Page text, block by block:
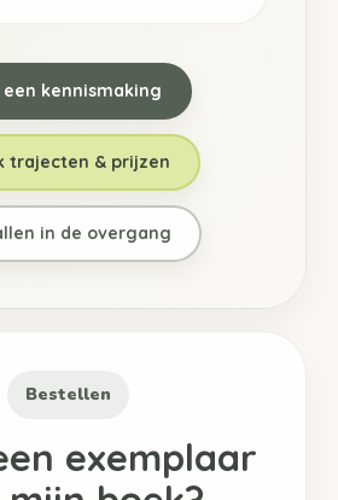
een kennismaking
trajecten & prijzen
in de overgang
Bestellen
exemplaar